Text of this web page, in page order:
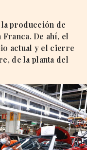
producción de
De ahí, el
actual y el cierre
de la planta del